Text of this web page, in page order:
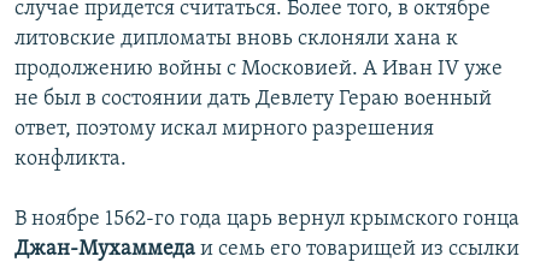
случае придется считаться. Более того, в октябре
литовские дипломаты вновь склоняли хана к
продолжению войны с Московией. А Иван IV уже
не был в состоянии дать Девлету Гераю военный
ответ, поэтому искал мирного разрешения
конфликта.
В ноябре 1562-го года царь вернул крымского гонца
Джан-Мухаммеда и семь его товарищей из ссылки